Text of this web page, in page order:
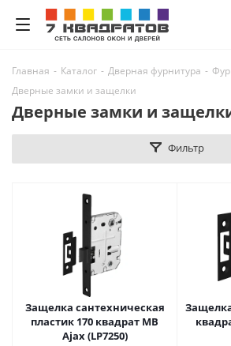
Главная - Каталог - Дверная фурнитура -
Дверные замки и защелки
Дверные замки и
Фильтр
Защелка сантехническая
пластик 170 квадрат MB
Ajax (LP7250)